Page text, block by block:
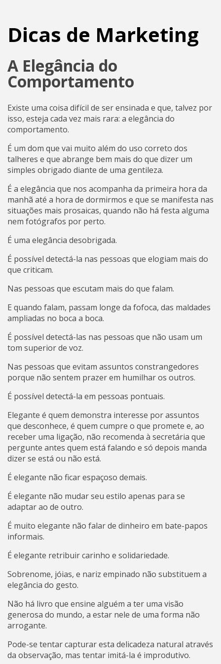
Dicas de Marketing
A Elegância do
Comportamento
Existe uma coisa difícil de ser ensinada e que, talvez por
isso, esteja cada vez mais rara: a elegância do
comportamento.
É um dom que vai muito além do uso correto dos
talheres e que abrange bem mais do que dizer um
simples obrigado diante de uma gentileza.
É a elegância que nos acompanha da primeira hora da
manhã até a hora de dormirmos e que se manifesta nas
situações mais prosaicas, quando não há festa alguma
nem fotógrafos por perto.
É uma elegância desobrigada.
É possível detectá-la nas pessoas que elogiam mais do
que criticam.
Nas pessoas que escutam mais do que falam.
E quando falam, passam longe da fofoca, das maldades
ampliadas no boca a boca.
É possível detectá-las nas pessoas que não usam um
tom superior de voz.
Nas pessoas que evitam assuntos constrangedores
porque não sentem prazer em humilhar os outros.
É possível detectá-la em pessoas pontuais.
Elegante é quem demonstra interesse por assuntos
que desconhece, é quem cumpre o que promete e, ao
receber uma ligação, não recomenda à secretária que
pergunte antes quem está falando e só depois manda
dizer se está ou não está.
É elegante não ficar espaçoso demais.
É elegante não mudar seu estilo apenas para se
adaptar ao de outro.
É muito elegante não falar de dinheiro em bate-papos
informais.
É elegante retribuir carinho e solidariedade.
Sobrenome, jóias, e nariz empinado não substituem a
elegância do gesto.
Não há livro que ensine alguém a ter uma visão
generosa do mundo, a estar nele de uma forma não
arrogante.
Pode-se tentar capturar esta delicadeza natural através
da observação, mas tentar imitá-la é improdutivo.